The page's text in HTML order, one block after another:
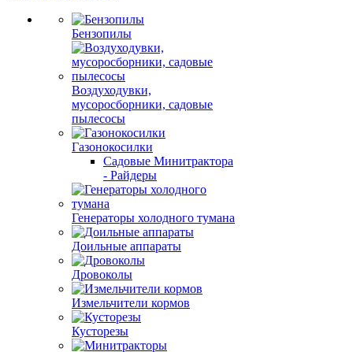
Бензопилы
Воздуходувки,
мусоросборники, cадовые
пылесосы
Газонокосилки
Садовые Минитрактора
- Райдеры
Генераторы холодного тумана
Доильные аппараты
Дровоколы
Измельчители кормов
Кусторезы